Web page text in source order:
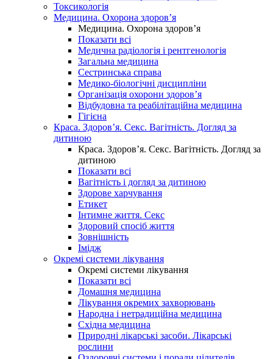
Токсикологія
Медицина. Охорона здоров’я
Медицина. Охорона здоров’я
Показати всі
Медична радіологія і рентгенологія
Загальна медицина
Сестринська справа
Медико-біологічні дисципліни
Організація охорони здоров’я
Відбудовна та реабілітаційна медицина
Гігієна
Краса. Здоров’я. Секс. Вагітність. Догляд за
дитиною
Краса. Здоров’я. Секс. Вагітність. Догляд за
дитиною
Показати всі
Вагітність і догляд за дитиною
Здорове харчування
Етикет
Інтимне життя. Секс
Здоровий спосіб життя
Зовнішність
Імідж
Окремі системи лікування
Окремі системи лікування
Показати всі
Домашня медицина
Лікування окремих захворювань
Народна і нетрадиційна медицина
Східна медицина
Природні лікарські засоби. Лікарські
рослини